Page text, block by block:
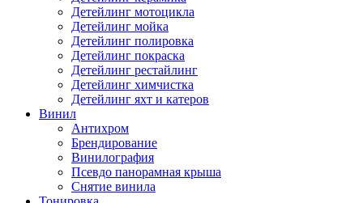
Детейлинг мотоцикла
Детейлинг мойка
Детейлинг полировка
Детейлинг покраска
Детейлинг рестайлинг
Детейлинг химчистка
Детейлинг яхт и катеров
Винил
Антихром
Брендирование
Винилография
Псевдо панорамная крыша
Снятие винила